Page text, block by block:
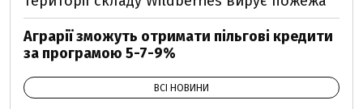
Аграрії зможуть отримати пільгові кредити
за програмою 5-7-9%
ВСІ НОВИНИ